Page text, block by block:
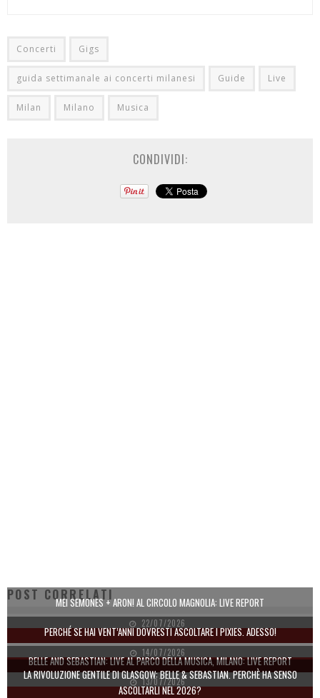
Concerti Gigs
guida settimanale ai concerti milanesi Guide Live
Milan Milano Musica
CONDIVIDI:
POST CORRELATI
MEI SEMONES + ARON! AL CIRCOLO MAGNOLIA: LIVE REPORT
22/07/2026
PERCHÉ SE HAI VENT’ANNI DOVRESTI ASCOLTARE I PIXIES. ADESSO!
14/07/2026
BELLE AND SEBASTIAN: LIVE AL PARCO DELLA MUSICA, MILANO: LIVE REPORT
13/07/2026
LA RIVOLUZIONE GENTILE DI GLASGOW: BELLE & SEBASTIAN. PERCHÈ HA SENSO
ASCOLTARLI NEL 2026?